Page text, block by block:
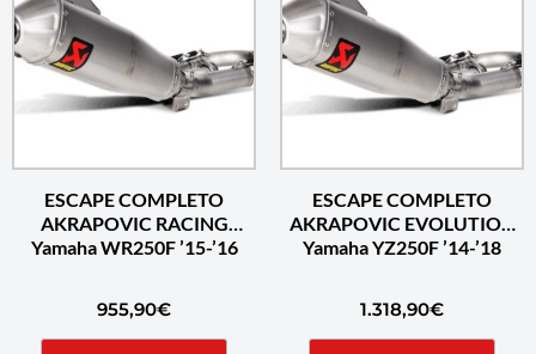
ESCAPE COMPLETO
AKRAPOVIC RACING
Yamaha WR250F ’15-’16
955,90€
ESCAPE COMPLETO
AKRAPOVIC EVOLUTION
Yamaha YZ250F ’14-’18
1.318,90€